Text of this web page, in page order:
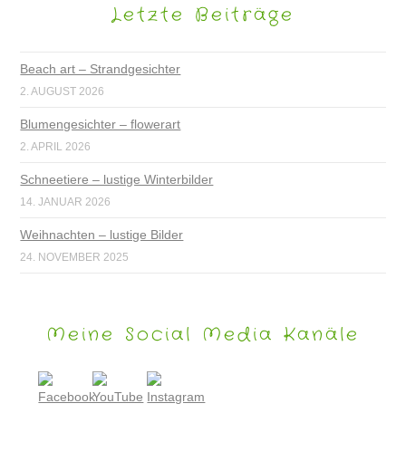
Letzte Beiträge
Beach art – Strandgesichter
2. AUGUST 2026
Blumengesichter – flowerart
2. APRIL 2026
Schneetiere – lustige Winterbilder
14. JANUAR 2026
Weihnachten – lustige Bilder
24. NOVEMBER 2025
Meine Social Media Kanäle